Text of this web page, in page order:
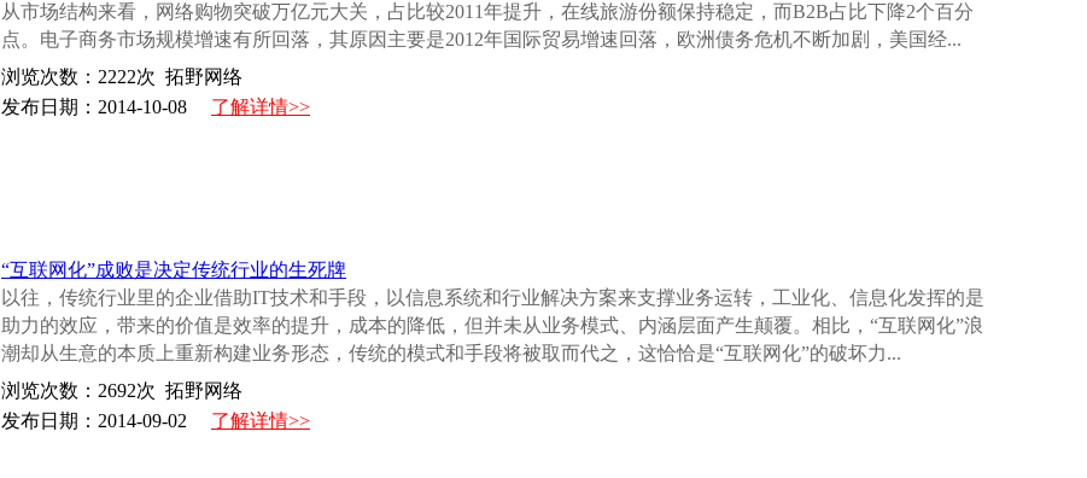
从市场结构来看，网络购物突破万亿元大关，占比较2011年提升，在线旅游份额保持稳定，而B2B占比下降2个百分
点。电子商务市场规模增速有所回落，其原因主要是2012年国际贸易增速回落，欧洲债务危机不断加剧，美国经...
浏览次数： 2222次 拓野网络
发布日期：2014-10-08 了解详情>>
“互联网化”成败是决定传统行业的生死牌
以往，传统行业里的企业借助IT技术和手段，以信息系统和行业解决方案来支撑业务运转，工业化、信息化发挥的是
助力的效应，带来的价值是效率的提升，成本的降低，但并未从业务模式、内涵层面产生颠覆。相比，“互联网化”浪
潮却从生意的本质上重新构建业务形态，传统的模式和手段将被取而代之，这恰恰是“互联网化”的破坏力...
浏览次数： 2692次 拓野网络
发布日期：2014-09-02 了解详情>>